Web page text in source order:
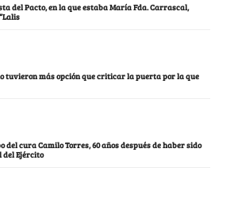
del Pacto, en la que estaba María Fda. Carrascal,
tuvieron más opción que criticar la puerta por la que
del cura Camilo Torres, 60 años después de haber sido
del Ejército